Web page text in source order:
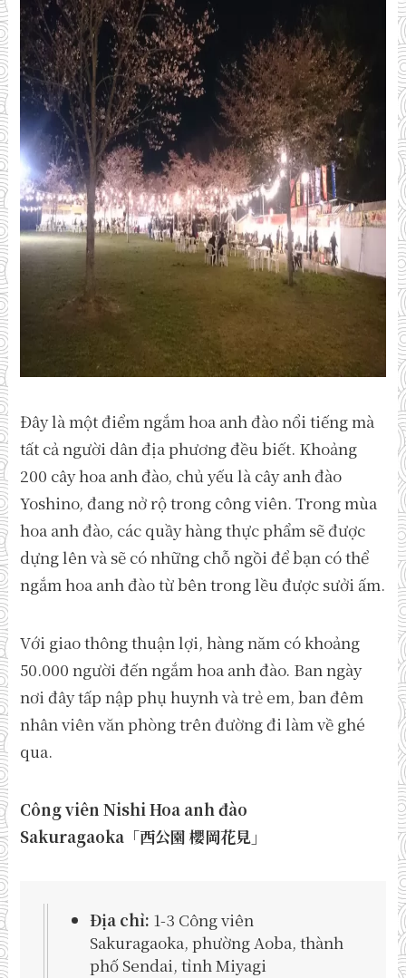
Đây là một điểm ngắm hoa anh đào nổi tiếng mà
tất cả người dân địa phương đều biết. Khoảng
200 cây hoa anh đào, chủ yếu là cây anh đào
Yoshino, đang nở rộ trong công viên. Trong mùa
hoa anh đào, các quầy hàng thực phẩm sẽ được
dựng lên và sẽ có những chỗ ngồi để bạn có thể
ngắm hoa anh đào từ bên trong lều được sưởi ấm.
Với giao thông thuận lợi, hàng năm có khoảng
50.000 người đến ngắm hoa anh đào. Ban ngày
nơi đây tấp nập phụ huynh và trẻ em, ban đêm
nhân viên văn phòng trên đường đi làm về ghé
qua.
Công viên Nishi Hoa anh đào
Sakuragaoka「西公園 櫻岡花見」
Địa chỉ: 1-3 Công viên
Sakuragaoka, phường Aoba, thành
phố Sendai, tỉnh Miyagi